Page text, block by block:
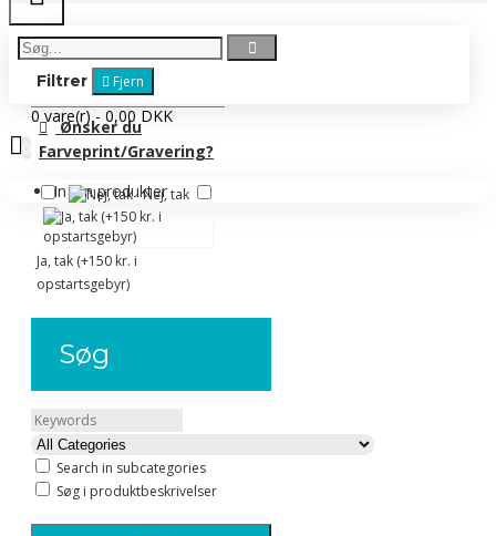
0 vare(r) - 0,00 DKK
Ingen produkter
Filtrer Fjern
Ønsker du
Farveprint/Gravering?
Nej, tak
Ja, tak (+150 kr. i
opstartsgebyr)
Søg
Search in subcategories
Søg i produktbeskrivelser